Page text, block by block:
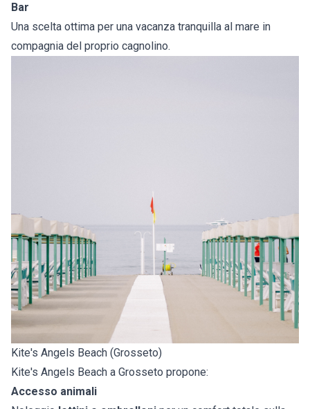
Bar
Una scelta ottima per una vacanza tranquilla al mare in
compagnia del proprio cagnolino.
Kite's Angels Beach (Grosseto)
Kite's Angels Beach a Grosseto propone:
Accesso animali